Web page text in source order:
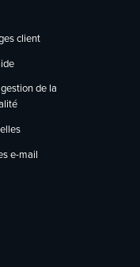
client
de la
e-mail